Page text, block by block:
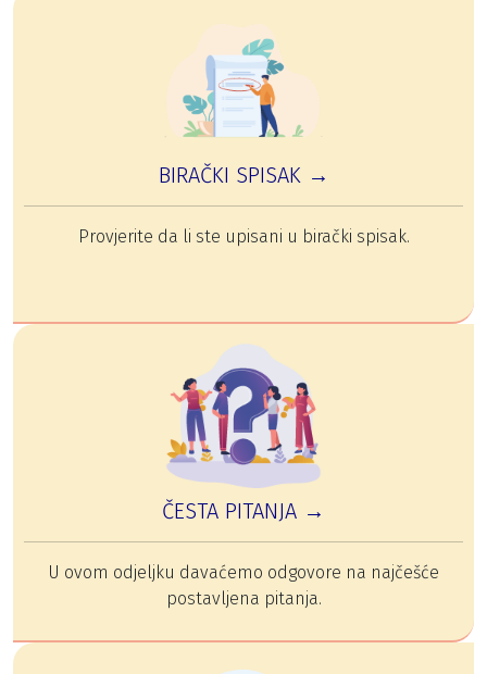
BIRAČKI SPISAK →
Provjerite da li ste upisani u birački spisak.
ČESTA PITANJA →
U ovom odjeljku davaćemo odgovore na najčešće
postavljena pitanja.